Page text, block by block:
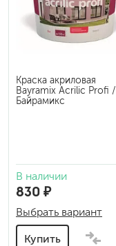
Краска акриловая
Bayramix Acrilic Profi /
Байрамикс
В наличии
830 ₽
Выбрать вариант
Купить